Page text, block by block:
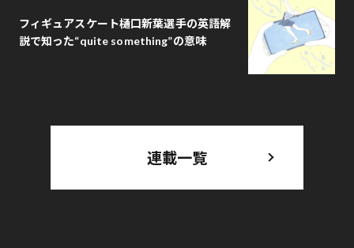
フィギュアスケート樋口新葉選手の英語解
説で知った“quite something”の意味
連載一覧